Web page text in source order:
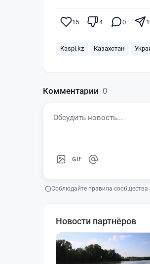
15 4 0
Kaspi.kz Казахстан
Комментарии 0
GIF
Соблюдайте правила